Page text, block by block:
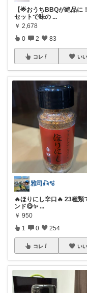
【🌟おうちBBQが絶品に
セットで味の ...
￥ 2,678
0 2 83
コレ い
雅司🎣🫧
🔥ほりにし辛口🔥 23種類
ンド😋✨ ...
￥ 950
1 0 254
コレ い